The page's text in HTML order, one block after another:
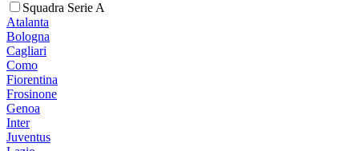
Squadra Serie A
Atalanta
Bologna
Cagliari
Como
Fiorentina
Frosinone
Genoa
Inter
Juventus